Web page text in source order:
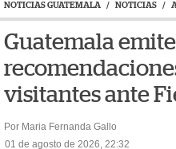
NOTICIAS GUATEMALA / NOTICIAS /
Guatemala emite
visitantes ante
Por Maria Fernanda Gallo
01 de agosto de 2026, 22:32